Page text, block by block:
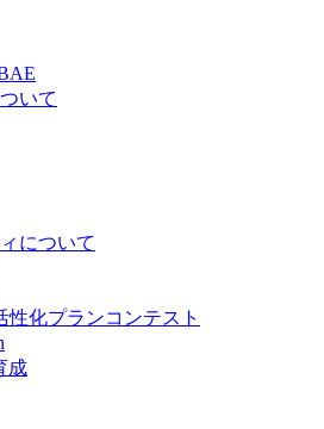
いて
について
性化プランコンテスト
成